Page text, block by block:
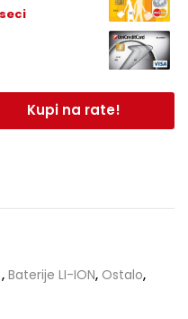
Kupi na rate!
, Baterije LI-ION, Ostalo,